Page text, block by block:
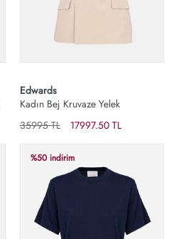
Edwards
Kadın Bej Kruvaze Yelek
35995 TL
17997.50 TL
%50 indirim